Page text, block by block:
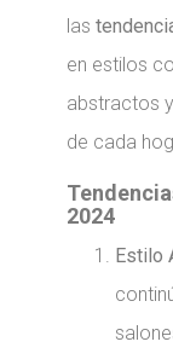
las
en estilos
abstractos
de cada
2024
Estilo